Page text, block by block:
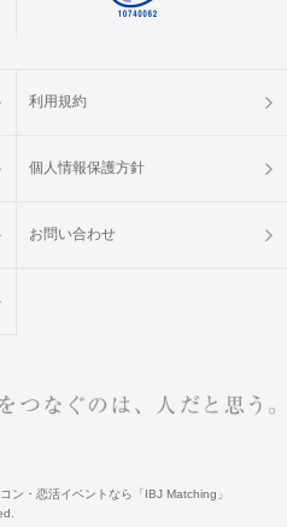
利用規約
個人情報保護方針
お問い合わせ
ン・恋活イベントなら「IBJ Matching」